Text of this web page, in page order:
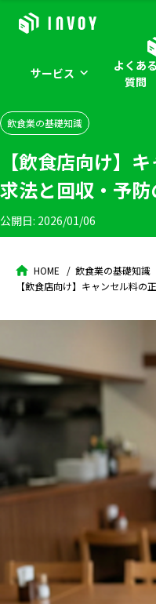
サービス
よくある
質問
飲食業の基礎知識
【飲食店向け】
求法と回収・予
公開日: 2026/01/06
HOME
飲食業の基礎知識
【飲食店向け】キャンセル料の